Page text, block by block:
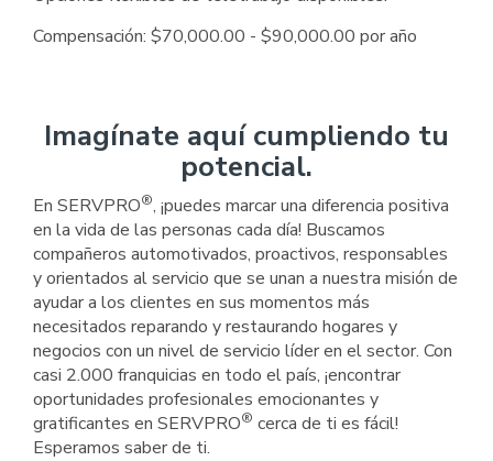
Compensación: $70,000.00 - $90,000.00 por año
Imagínate aquí cumpliendo tu
potencial.
En SERVPRO®, ¡puedes marcar una diferencia positiva
en la vida de las personas cada día! Buscamos
compañeros automotivados, proactivos, responsables
y orientados al servicio que se unan a nuestra misión de
ayudar a los clientes en sus momentos más
necesitados reparando y restaurando hogares y
negocios con un nivel de servicio líder en el sector. Con
casi 2.000 franquicias en todo el país, ¡encontrar
oportunidades profesionales emocionantes y
gratificantes en SERVPRO® cerca de ti es fácil!
Esperamos saber de ti.